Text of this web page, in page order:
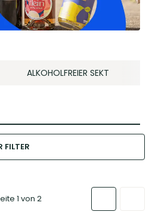
ALKOHOLFREIER SEKT
FILTER
1 von 2